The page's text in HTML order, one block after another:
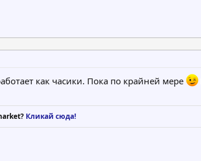
как часики. Пока по крайней мере
Кликай сюда!